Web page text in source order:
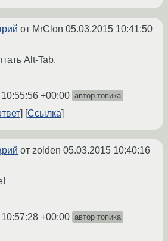
от MrClon 05.03.2015 10:41:50
Alt-Tab.
+00:00 автор топика
Ссылка
от zolden 05.03.2015 10:40:16
+00:00 автор топика